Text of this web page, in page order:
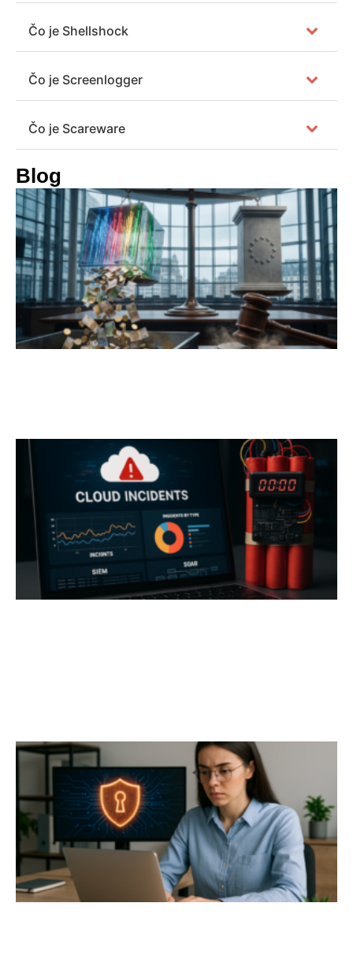
Čo je Shellshock
Čo je Screenlogger
Čo je Scareware
Blog